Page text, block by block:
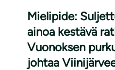
Mielipide:
ainoa kestävä
Vuonoksen
johtaa